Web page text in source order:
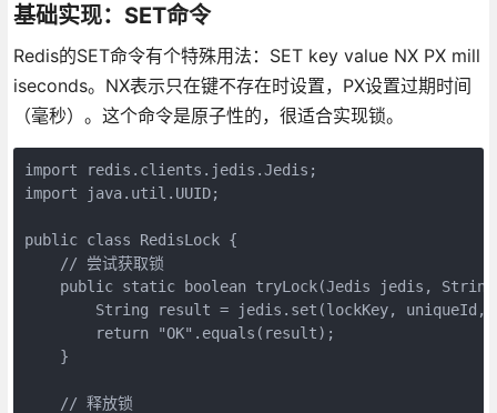
基础实现：SET命令
Redis的SET命令有个特殊用法：SET key value NX PX mill
iseconds。NX表示只在键不存在时设置，PX设置过期时间
（毫秒）。这个命令是原子性的，很适合实现锁。
import redis.clients.jedis.Jedis;
import java.util.UUID;
public class RedisLock {
    // 尝试获取锁
public static boolean tryLock(Jedis jedis,
String result = jedis.set(lockKey, uniqueId,
        return "OK".equals(result);
    }
    // 释放锁